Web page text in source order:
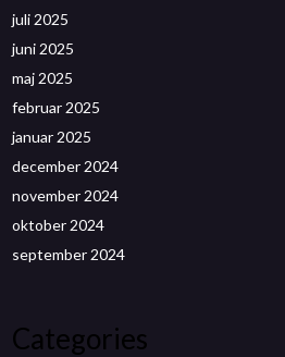
juli 2025
juni 2025
maj 2025
februar 2025
januar 2025
december 2024
november 2024
oktober 2024
september 2024
Categories